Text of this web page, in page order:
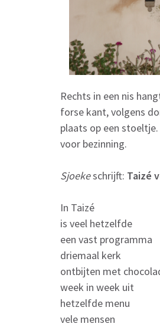
Rechts in een nis
forse kant, volgens
plaats op een
voor bezinning.
Sjoekeschrijft: Taizé
In Taizé
is veel hetzelfde
een vast programma
driemaal kerk
ontbijten met
week in week uit
hetzelfde menu
vele mensen